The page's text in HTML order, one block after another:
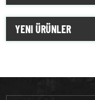
YENI ÜRÜNLER